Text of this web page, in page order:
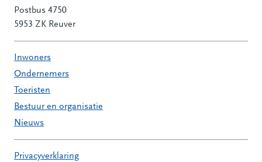
Postbus 4750
5953 ZK Reuver
Inwoners
Ondernemers
Toeristen
Bestuur en organisatie
Nieuws
Privacyverklaring